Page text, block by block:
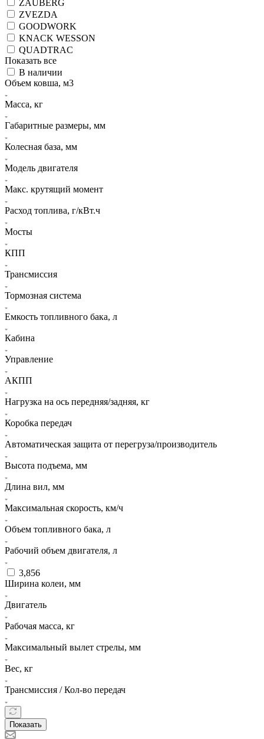
ZAUBERG
ZVEZDA
GOODWORK
KNACK WESSON
QUADTRAC
Показать все
В наличии
Объем ковша, м3
Масса, кг
Габаритные размеры, мм
Колесная база, мм
Модель двигателя
Макс. крутящий момент
Расход топлива, г/кВт.ч
Мосты
КПП
Трансмиссия
Тормозная система
Емкость топливного бака, л
Кабина
Управление
АКПП
Нагрузка на ось передняя/задняя, кг
Коробка передач
Автоматическая защита от перегруза/производитель
Высота подъема, мм
Длина вил, мм
Максимальная скорость, км/ч
Объем топливного бака, л
Рабочий объем двигателя, л
3,856
Ширина колеи, мм
Двигатель
Рабочая масса, кг
Максимальный вылет стрелы, мм
Вес, кг
Трансмиссия / Кол-во передач
Показать